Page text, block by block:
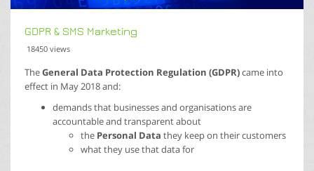
GDPR & SMS Marketing
18450 views
TheGeneral Data Protection Regulation (GDPR)came into
effect in May 2018 and:
demands that businesses and organisations are
accountable and transparent about
the Personal Data they keep on their customers
what they use that data for